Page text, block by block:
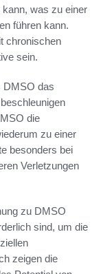
was zu einer
führen kann.
chronischen
sein.
DMSO das
die
zu einer
besonders bei
Verletzungen
zu DMSO
sind, um die
zeigen die